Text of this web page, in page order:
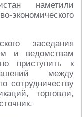
наметили
экономического
заседания
и ведомствам
приступить к
между
сотрудничеству
торговли,